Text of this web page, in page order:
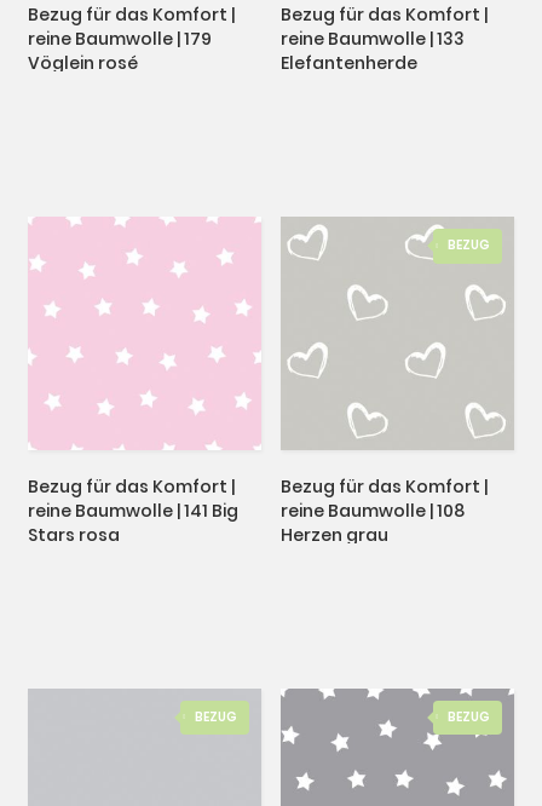
Bezug für das Komfort |
reine Baumwolle | 133
Elefantenherde
Bezug für das Komfort |
reine Baumwolle | 179
Vöglein rosé
BEZUG
Bezug für das Komfort |
reine Baumwolle | 108
Herzen grau
Bezug für das Komfort |
reine Baumwolle | 141 Big
Stars rosa
BEZUG
BEZUG